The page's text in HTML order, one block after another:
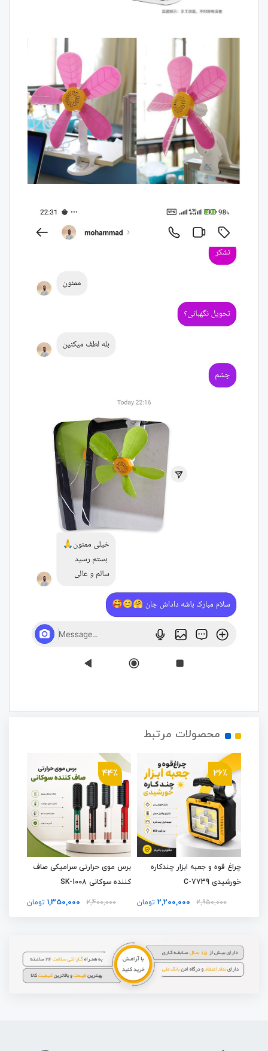
محصولات مرتبط
چراغ قوه و جعبه ابزار چندکاره
خورشیدی C-7739
2,950,000
26٪
2,200,000 تومان
برس موی حرارتی سرامیکی صاف
کننده سوکانی SK-1008
2,400,000
44٪
1,350,000 تومان